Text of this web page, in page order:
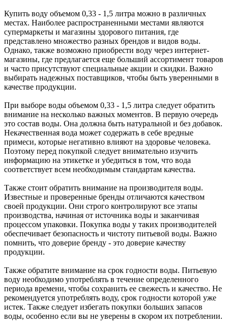
Купить воду объемом 0,33 - 1,5 литра можно в различных
местах. Наиболее распространенными местами являются
супермаркеты и магазины здорового питания, где
представлено множество разных брендов и видов воды.
Однако, также возможно приобрести воду через интернет-
магазины, где предлагается еще больший ассортимент товаров
и часто присутствуют специальные акции и скидки. Важно
выбирать надежных поставщиков, чтобы быть уверенными в
качестве продукции.
При выборе воды объемом 0,33 - 1,5 литра следует обратить
внимание на несколько важных моментов. В первую очередь
это состав воды. Она должна быть натуральной и без добавок.
Некачественная вода может содержать в себе вредные
примеси, которые негативно влияют на здоровье человека.
Поэтому перед покупкой следует внимательно изучить
информацию на этикетке и убедиться в том, что вода
соответствует всем необходимым стандартам качества.
Также стоит обратить внимание на производителя воды.
Известные и проверенные бренды отличаются качеством
своей продукции. Они строго контролируют все этапы
производства, начиная от источника воды и заканчивая
процессом упаковки. Покупка воды у таких производителей
обеспечивает безопасность и чистоту питьевой воды. Важно
помнить, что доверие бренду - это доверие качеству
продукции.
Также обратите внимание на срок годности воды. Питьевую
воду необходимо употреблять в течение определенного
периода времени, чтобы сохранить ее свежесть и качество. Не
рекомендуется употреблять воду, срок годности которой уже
истек. Также следует избегать покупки больших запасов
воды, особенно если вы не уверены в скором их потреблении.